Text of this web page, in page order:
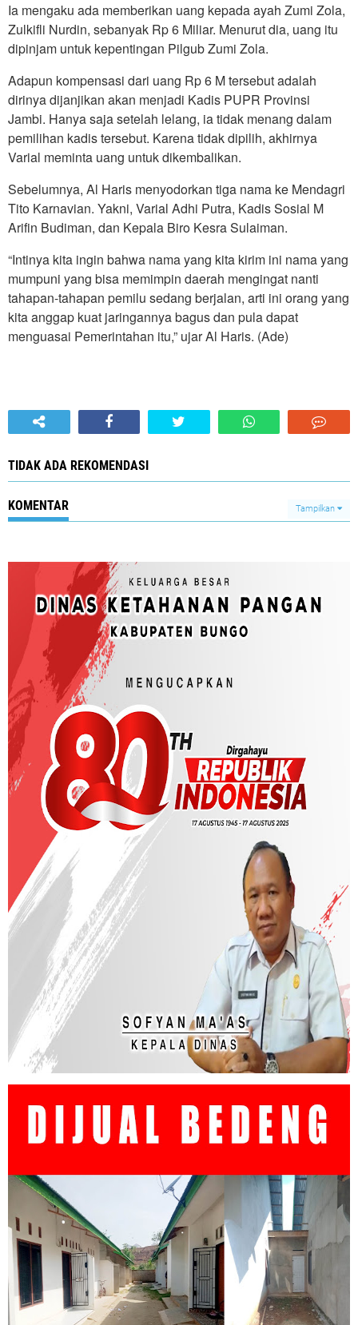
Ia mengaku ada memberikan uang kepada ayah Zumi Zola,
Zulkifli Nurdin, sebanyak Rp 6 Miliar. Menurut dia, uang itu
dipinjam untuk kepentingan Pilgub Zumi Zola.
Adapun kompensasi dari uang Rp 6 M tersebut adalah
dirinya dijanjikan akan menjadi Kadis PUPR Provinsi
Jambi. Hanya saja setelah lelang, ia tidak menang dalam
pemilihan kadis tersebut. Karena tidak dipilih, akhirnya
Varial meminta uang untuk dikembalikan.
Sebelumnya, Al Haris menyodorkan tiga nama ke Mendagri
Tito Karnavian. Yakni, Varial Adhi Putra, Kadis Sosial M
Arifin Budiman, dan Kepala Biro Kesra Sulaiman.
“Intinya kita ingin bahwa nama yang kita kirim ini nama yang
mumpuni yang bisa memimpin daerah mengingat nanti
tahapan-tahapan pemilu sedang berjalan, arti ini orang yang
kita anggap kuat jaringannya bagus dan pula dapat
menguasai Pemerintahan itu,” ujar Al Haris. (Ade)
TIDAK ADA REKOMENDASI
KOMENTAR Tampilkan